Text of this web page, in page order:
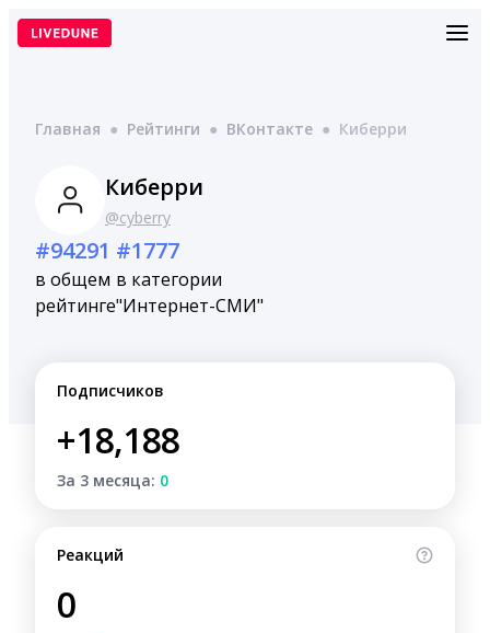
Перейти
Главная ● Рейтинги ● ВКонтакте ● Киберри
Киберри
@cyberry
#94291
в общем
рейтинге
#1777
в категории
"Интернет-СМИ"
Подписчиков
+18,188
За 3 месяца: 0
Реакций
0